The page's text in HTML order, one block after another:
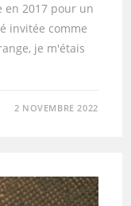
en 2017 pour un
invitée comme
je m'étais
2 NOVEMBRE 2022